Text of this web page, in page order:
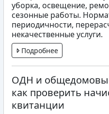
уборка, освещение,
сезонные работы.
периодичности,
некачественные услуги.
Подробнее
ОДН и
как проверить
квитанции